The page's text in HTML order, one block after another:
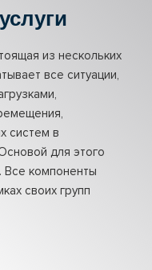
из нескольких
все ситуации,
систем в
для этого
Все компоненты
своих групп